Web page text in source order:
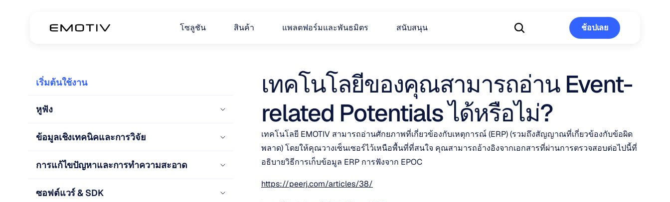
โซลูชัน สินค้า แพลตฟอร์มและพันธมิตร สนับสนุน
ช้อปเลย
เริ่มต้นใช้งาน
หูฟัง
ข้อมูลเชิงเทคนิคและการวิจัย
การแก้ไขปัญหาและการทำความสะอาด
ซอฟต์แวร์ & SDK
เทคโนโลยีของคุณสามารถอ่าน Event-
related Potentials ได้หรือไม่?
เทคโนโลยี EMOTIV สามารถอ่านศักยภาพที่เกี่ยวข้องกับเหตุการณ์ (ERP) (รวมถึงสัญญาณที่เกี่ยวข้องกับข้อผิด
พลาด) โดยให้คุณวางเซ็นเซอร์ไว้เหนือพื้นที่ที่สนใจ คุณสามารถอ้างอิงจากเอกสารที่ผ่านการตรวจสอบต่อไปนี้ที่
อธิบายวิธีการเก็บข้อมูล ERP การฟังจาก EPOC
https://peerj.com/articles/38/